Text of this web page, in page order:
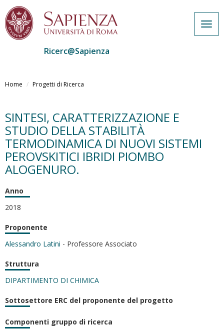
al
Ricerc@Sapienza
Home Progetti di Ricerca
SINTESI, CARATTERIZZAZIONE E
STUDIO DELLA STABILITÀ
TERMODINAMICA DI NUOVI SISTEMI
PEROVSKITICI IBRIDI PIOMBO
ALOGENURO.
Anno
2018
Proponente
Alessandro Latini - Professore Associato
Struttura
DIPARTIMENTO DI CHIMICA
Sottosettore ERC del proponente del progetto
Componenti gruppo di ricerca